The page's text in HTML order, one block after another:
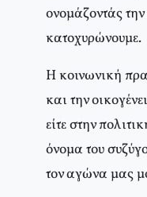
ονομάζοντάς
κατοχυρώνουμε.
Η κοινωνική
και την
είτε στην
όνομα του
τον αγώνα μας